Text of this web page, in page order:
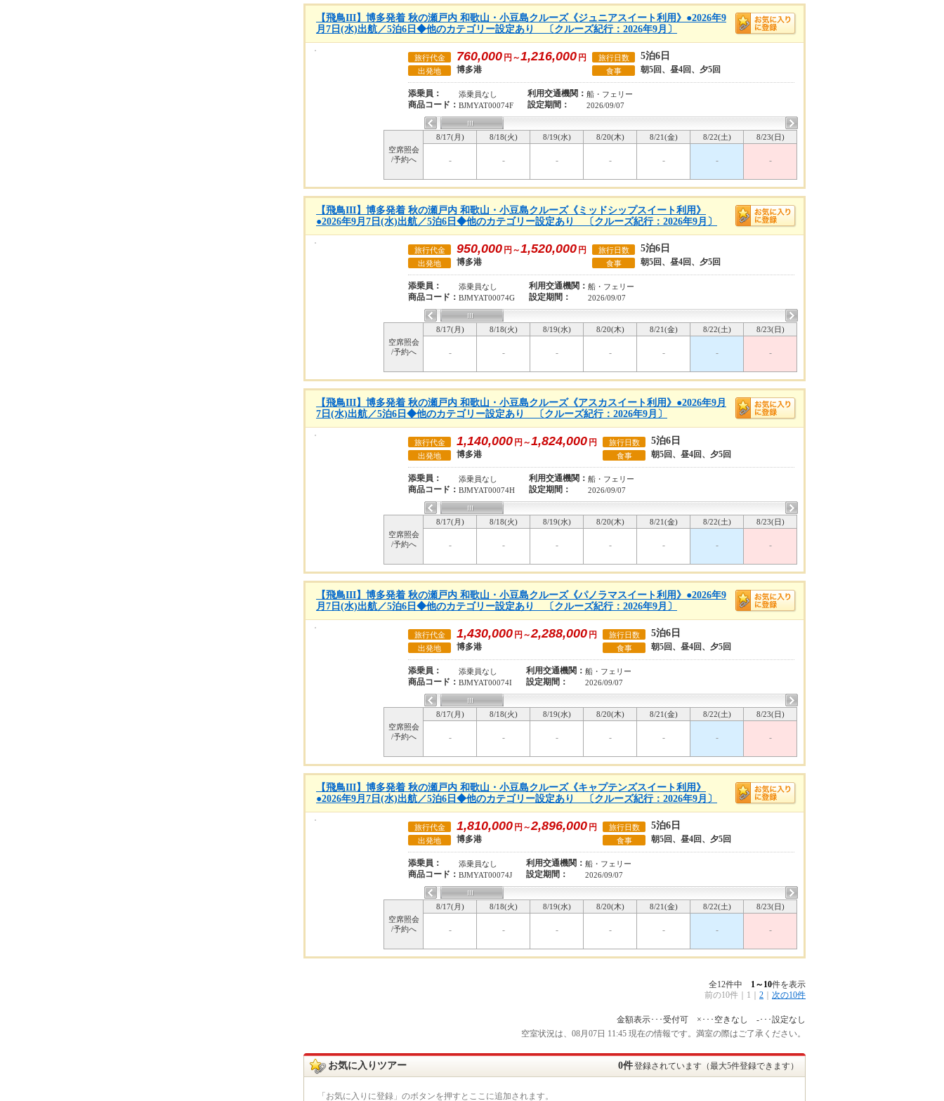
【飛鳥III】博多発着 秋の瀬戸内 和歌山・小豆島クルーズ《ジュニアスイート利用》●2026年9
月7日(水)出航／5泊6日◆他のカテゴリー設定あり 〔クルーズ紀行：2026年9月〕
旅行代金 760,000 円～1,216,000 円 旅行日数 5泊6日
出発地 博多港 食事 朝5回、昼4回、夕5回
添乗員： 添乗員なし 利用交通機関： 船・フェリー
商品コード： BJMYAT00074F 設定期間： 2026/09/07
空席照会
/予約へ
8/17(月) 8/18(火) 8/19(水) 8/20(木) 8/21(金) 8/22(土) 8/23(日)
- - - - - - -
【飛鳥III】博多発着 秋の瀬戸内 和歌山・小豆島クルーズ《ミッドシップスイート利用》
●2026年9月7日(水)出航／5泊6日◆他のカテゴリー設定あり 〔クルーズ紀行：2026年9月〕
旅行代金 950,000 円～1,520,000 円 旅行日数 5泊6日
出発地 博多港 食事 朝5回、昼4回、夕5回
添乗員： 添乗員なし 利用交通機関： 船・フェリー
商品コード： BJMYAT00074G 設定期間： 2026/09/07
空席照会
/予約へ
8/17(月) 8/18(火) 8/19(水) 8/20(木) 8/21(金) 8/22(土) 8/23(日)
- - - - - - -
【飛鳥III】博多発着 秋の瀬戸内 和歌山・小豆島クルーズ《アスカスイート利用》●2026年9月
7日(水)出航／5泊6日◆他のカテゴリー設定あり 〔クルーズ紀行：2026年9月〕
旅行代金 1,140,000 円～1,824,000 円 旅行日数 5泊6日
出発地 博多港 食事 朝5回、昼4回、夕5回
添乗員： 添乗員なし 利用交通機関： 船・フェリー
商品コード： BJMYAT00074H 設定期間： 2026/09/07
空席照会
/予約へ
8/17(月) 8/18(火) 8/19(水) 8/20(木) 8/21(金) 8/22(土) 8/23(日)
- - - - - - -
【飛鳥III】博多発着 秋の瀬戸内 和歌山・小豆島クルーズ《パノラマスイート利用》●2026年9
月7日(水)出航／5泊6日◆他のカテゴリー設定あり 〔クルーズ紀行：2026年9月〕
旅行代金 1,430,000 円～2,288,000 円 旅行日数 5泊6日
出発地 博多港 食事 朝5回、昼4回、夕5回
添乗員： 添乗員なし 利用交通機関： 船・フェリー
商品コード： BJMYAT00074I 設定期間： 2026/09/07
空席照会
/予約へ
8/17(月) 8/18(火) 8/19(水) 8/20(木) 8/21(金) 8/22(土) 8/23(日)
- - - - - - -
【飛鳥III】博多発着 秋の瀬戸内 和歌山・小豆島クルーズ《キャプテンズスイート利用》
●2026年9月7日(水)出航／5泊6日◆他のカテゴリー設定あり 〔クルーズ紀行：2026年9月〕
旅行代金 1,810,000 円～2,896,000 円 旅行日数 5泊6日
出発地 博多港 食事 朝5回、昼4回、夕5回
添乗員： 添乗員なし 利用交通機関： 船・フェリー
商品コード： BJMYAT00074J 設定期間： 2026/09/07
空席照会
/予約へ
8/17(月) 8/18(火) 8/19(水) 8/20(木) 8/21(金) 8/22(土) 8/23(日)
- - - - - - -
全12件中 1～10件を表示
前の10件
1 2 次の10件
金額表示･･･受付可 ×･･･空きなし -･･･設定なし
空室状況は、08月07日 11:45 現在の情報です。満室の際はご了承ください。
お気に入りツアー 0件登録されています（最大5件登録できます）
「お気に入りに登録」のボタンを押すとここに追加されます。